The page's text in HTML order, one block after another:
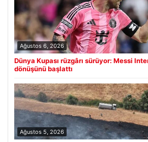
Ağustos 6, 2026
Dünya Kupası rüzgârı sürüyor: Messi
dönüşünü başlattı
Ağustos 5, 2026